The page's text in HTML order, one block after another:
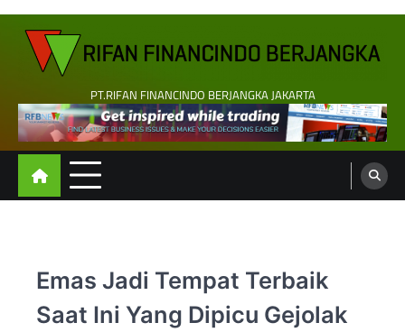
Skip
content
PT.RIFAN FINANCINDO BERJANGKA JAKARTA
Emas Jadi Tempat Terbaik
Saat Ini Yang Dipicu Gejolak